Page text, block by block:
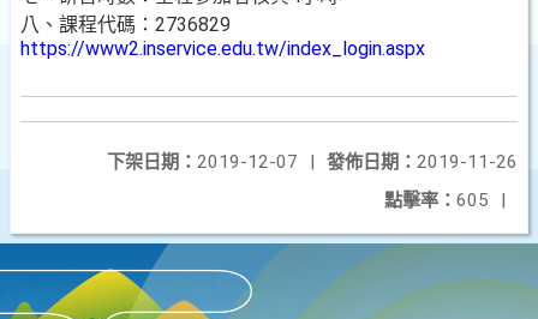
八、課程代碼：2736829
https://www2.inservice.edu.tw/index_login.aspx
發佈日期： 2019-11-26
下架日期： 2019-12-07
|
點擊率： 605 |